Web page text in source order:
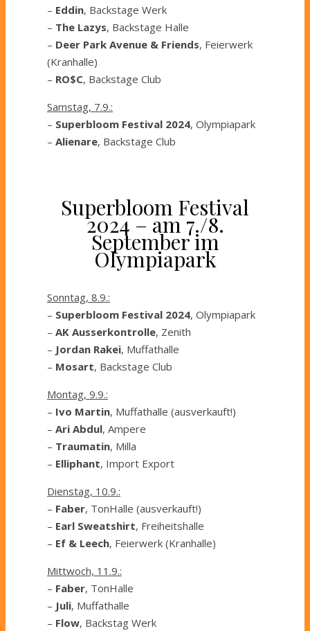
– Eddin, Backstage Werk
– The Lazys, Backstage Halle
– Deer Park Avenue & Friends, Feierwerk
(Kranhalle)
– RO$C, Backstage Club
Samstag, 7.9.:
– Superbloom Festival 2024, Olympiapark
– Alienare, Backstage Club
Superbloom Festival
2024 – am 7./8.
September im
Olympiapark
Sonntag, 8.9.:
– Superbloom Festival 2024, Olympiapark
– AK Ausserkontrolle, Zenith
– Jordan Rakei, Muffathalle
– Mosart, Backstage Club
Montag, 9.9.:
– Ivo Martin, Muffathalle (ausverkauft!)
– Ari Abdul, Ampere
– Traumatin, Milla
– Elliphant, Import Export
Dienstag, 10.9.:
– Faber, TonHalle (ausverkauft!)
– Earl Sweatshirt, Freiheitshalle
– Ef & Leech, Feierwerk (Kranhalle)
Mittwoch, 11.9.:
– Faber, TonHalle
– Juli, Muffathalle
– Flow, Backstag Werk